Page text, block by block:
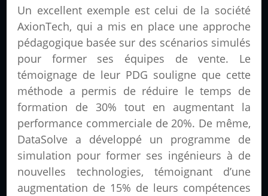
Un excellent exemple est celui de la société
AxionTech, qui a mis en place une approche
pédagogique basée sur des scénarios simulés
pour former ses équipes de vente. Le
témoignage de leur PDG souligne que cette
méthode a permis de réduire le temps de
formation de 30% tout en augmentant la
performance commerciale de 20%. De même,
DataSolve a développé un programme de
simulation pour former ses ingénieurs à de
nouvelles technologies, témoignant d’une
augmentation de 15% de leurs compétences